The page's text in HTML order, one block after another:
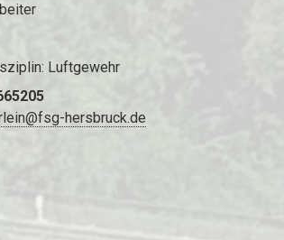
Luftgewehr
hersbruck.de